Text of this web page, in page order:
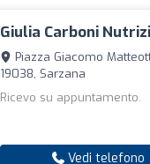
Giulia Carboni
Piazza Giacomo
19038, Sarzana
Ricevo su appuntamento.
Vedi telefono